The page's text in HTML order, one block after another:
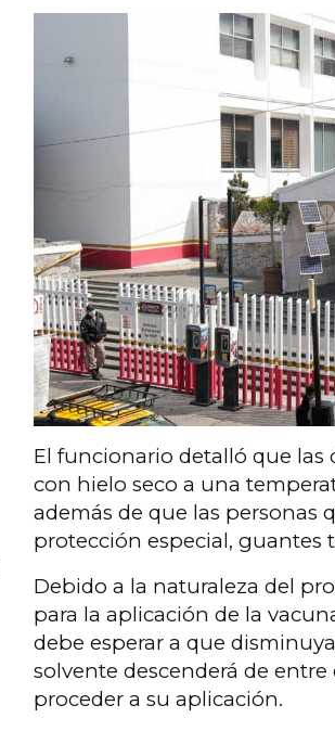
El funcionario detalló que las
con hielo seco a una
además de que las personas
protección especial, guantes
Debido a la naturaleza del
para la aplicación de la
debe esperar a que
solvente descenderá de
proceder a su aplicación.